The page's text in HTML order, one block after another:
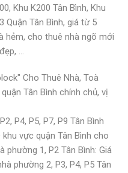
Khu K200 Tân Bình, Khu
Quận Tân Bình, giá từ 5
hẻm, cho thuê nhà ngõ mới
…
Cho Thuê Nhà, Toà
Tân Bình chính chủ, vị
P4, P5, P7, P9 Tân Bình
vực quận Tân Bình cho
phường 1, P2 Tân Bình: Giá
phường 2, P3, P4, P5 Tân